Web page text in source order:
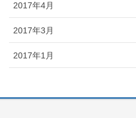
2017年4月
2017年3月
2017年1月